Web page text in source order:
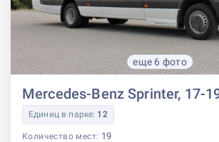
еще 6 фото
Mercedes-Benz Sprinter, 17-
Единиц в парке: 12
Количество мест: 19